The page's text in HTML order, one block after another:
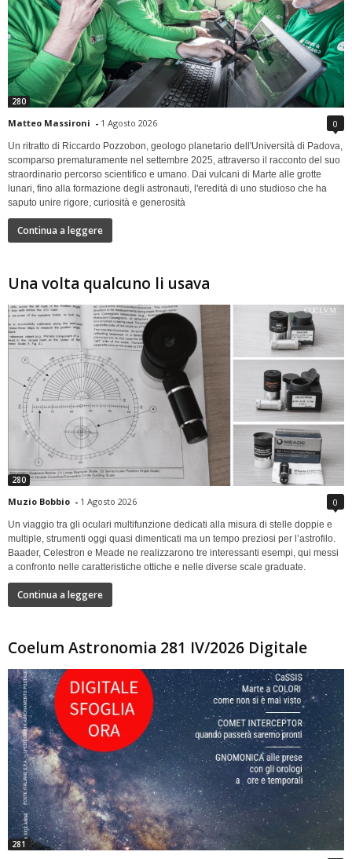
280
Matteo Massironi - 1 Agosto 2026 0
Un ritratto di Riccardo Pozzobon, geologo planetario dell'Università di Padova,
scomparso prematuramente nel settembre 2025, attraverso il racconto del suo
straordinario percorso scientifico e umano. Dai vulcani di Marte alle grotte
lunari, fino alla formazione degli astronauti, l'eredità di uno studioso che ha
saputo unire rigore, curiosità e generosità
Continua a leggere
Una volta qualcuno li usava
280
Muzio Bobbio - 1 Agosto 2026 0
Un viaggio tra gli oculari multifunzione dedicati alla misura di stelle doppie e
multiple, strumenti oggi quasi dimenticati ma un tempo preziosi per l’astrofilo.
Baader, Celestron e Meade ne realizzarono tre interessanti esempi, qui messi
a confronto nelle caratteristiche ottiche e nelle diverse scale graduate.
Continua a leggere
Coelum Astronomia 281 IV/2026 Digitale
281